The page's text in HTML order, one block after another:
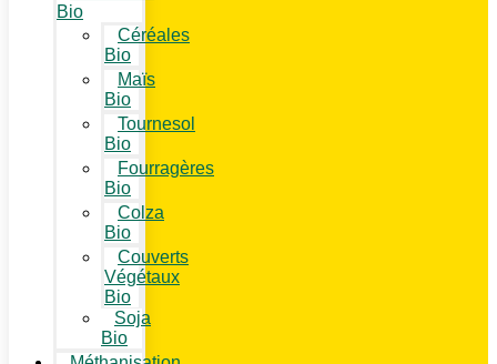
Bio
Céréales
Bio
Maïs
Bio
Tournesol
Bio
Fourragères
Bio
Colza
Bio
Couverts
Végétaux
Bio
Soja
Bio